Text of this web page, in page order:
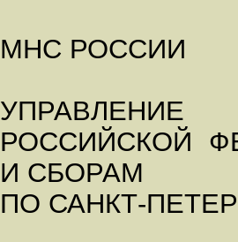
МНС РОССИИ
РОССИЙСКОЙ
И СБОРАМ
ПО САНКТ-